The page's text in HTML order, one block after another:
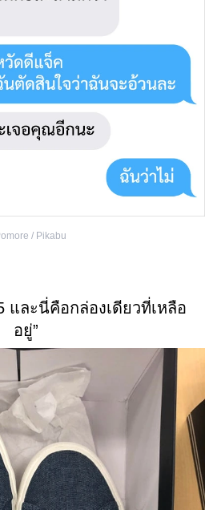
/ Pikabu
และนี่คือกล่องเดียวที่เหลือ
อยู่”